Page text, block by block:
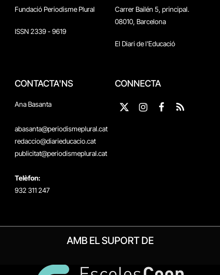
Fundació Periodisme Plural
ISSN 2339 - 9619
Carrer Bailén 5, principal.
08010, Barcelona
El Diari de l'Educació
CONTACTA'NS
Ana Basanta
abasanta@periodismeplural.cat
redaccio@diarieducacio.cat
publicitat@periodismeplural.cat
Telèfon:
932 311 247
CONNECTA
X
Instagram
Facebook
RSS
AMB EL SUPORT DE